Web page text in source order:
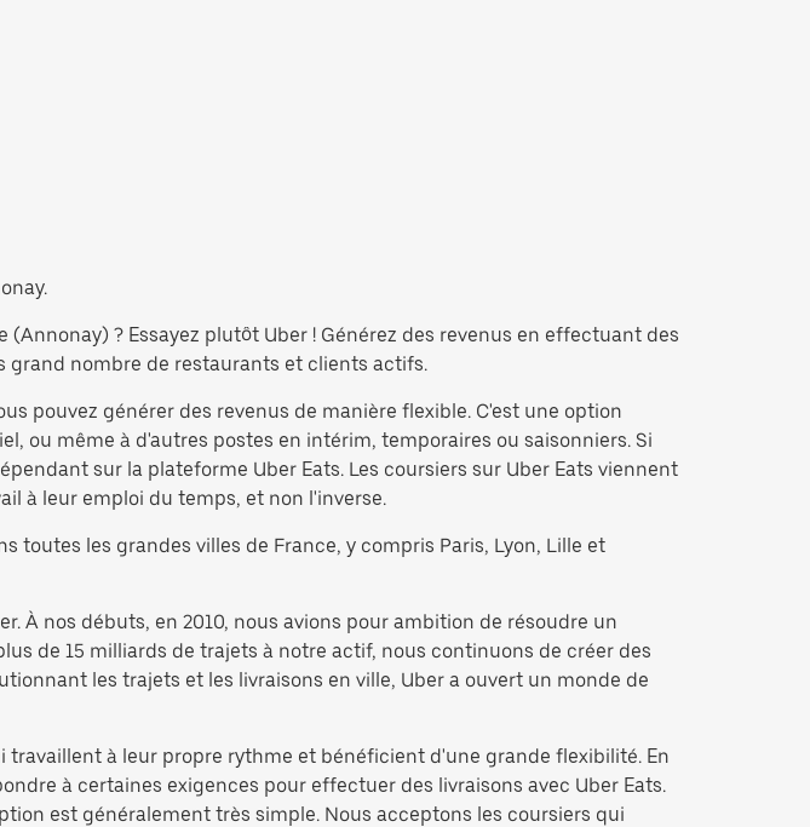
? Essayez plutôt Uber ! Générez des revenus en effectuant des
grand nombre de restaurants et clients actifs.
pouvez générer des revenus de manière flexible. C'est une option
ou même à d'autres postes en intérim, temporaires ou saisonniers. Si
sur la plateforme Uber Eats. Les coursiers sur Uber Eats viennent
à leur emploi du temps, et non l'inverse.
toutes les grandes villes de France, y compris Paris, Lyon, Lille et
À nos débuts, en 2010, nous avions pour ambition de résoudre un
de 15 milliards de trajets à notre actif, nous continuons de créer des
les trajets et les livraisons en ville, Uber a ouvert un monde de
à leur propre rythme et bénéficient d'une grande flexibilité. En
à certaines exigences pour effectuer des livraisons avec Uber Eats.
est généralement très simple. Nous acceptons les coursiers qui